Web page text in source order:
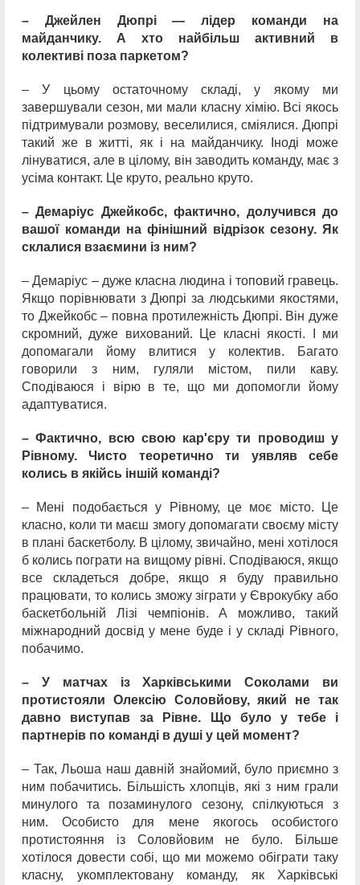
– Джейлен Дюпрі — лідер команди на
майданчику. А хто найбільш активний в
колективі поза паркетом?
– У цьому остаточному складі, у якому ми
завершували сезон, ми мали класну хімію. Всі якось
підтримували розмову, веселилися, сміялися. Дюпрі
такий же в житті, як і на майданчику. Іноді може
лінуватися, але в цілому, він заводить команду, має з
усіма контакт. Це круто, реально круто.
– Демаріус Джейкобс, фактично, долучився до
вашої команди на фінішний відрізок сезону. Як
склалися взаємини із ним?
– Демаріус – дуже класна людина і топовий гравець.
Якщо порівнювати з Дюпрі за людськими якостями,
то Джейкобс – повна протилежність Дюпрі. Він дуже
скромний, дуже вихований. Це класні якості. І ми
допомагали йому влитися у колектив. Багато
говорили з ним, гуляли містом, пили каву.
Сподіваюся і вірю в те, що ми допомогли йому
адаптуватися.
– Фактично, всю свою кар'єру ти проводиш у
Рівному. Чисто теоретично ти уявляв себе
колись в якійсь іншій команді?
– Мені подобається у Рівному, це моє місто. Це
класно, коли ти маєш змогу допомагати своєму місту
в плані баскетболу. В цілому, звичайно, мені хотілося
б колись пограти на вищому рівні. Сподіваюся, якщо
все складеться добре, якщо я буду правильно
працювати, то колись зможу зіграти у Єврокубку або
баскетбольній Лізі чемпіонів. А можливо, такий
міжнародний досвід у мене буде і у складі Рівного,
побачимо.
– У матчах із Харківськими Соколами ви
протистояли Олексію Соловйову, який не так
давно виступав за Рівне. Що було у тебе і
партнерів по команді в душі у цей момент?
– Так, Льоша наш давній знайомий, було приємно з
ним побачитись. Більшість хлопців, які з ним грали
минулого та позаминулого сезону, спілкуються з
ним. Особисто для мене якогось особистого
протистояння із Соловйовим не було. Більше
хотілося довести собі, що ми можемо обіграти таку
класну, укомплектовану команду, як Харківські